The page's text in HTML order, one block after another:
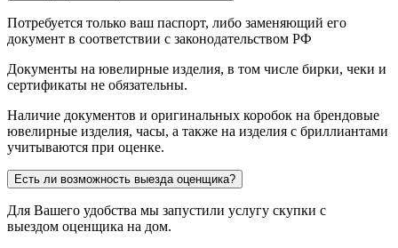
Потребуется только ваш паспорт, либо заменяющий его
документ в соответствии с законодательством РФ
Документы на ювелирные изделия, в том числе бирки, чеки и
сертификаты не обязательны.
Наличие документов и оригинальных коробок на брендовые
ювелирные изделия, часы, а также на изделия с бриллиантами
учитываются при оценке.
Есть ли возможность выезда оценщика?
Для Вашего удобства мы запустили услугу скупки с
выездом оценщика на дом.